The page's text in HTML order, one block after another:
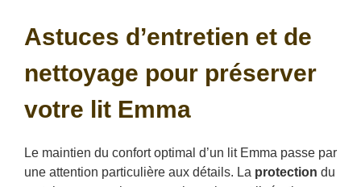
Astuces d’entretien et de
nettoyage pour préserver
votre lit Emma
Le maintien du confort optimal d’un lit Emma passe par
une attention particulière aux détails. La protection du